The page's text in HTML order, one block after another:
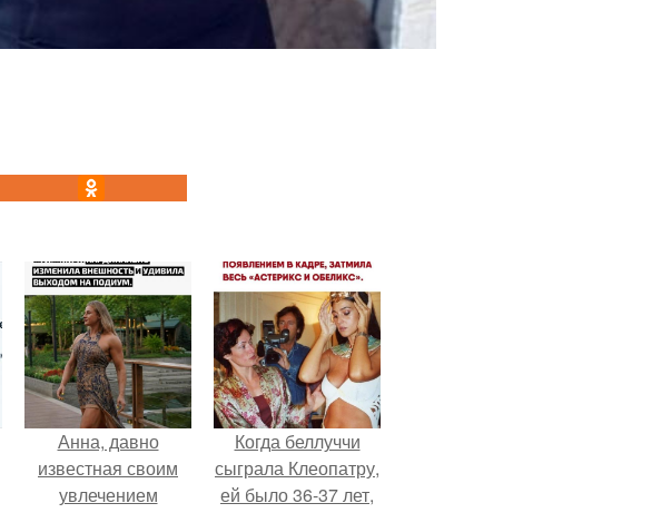
Анна, давно
известная своим
увлечением
Когда беллуччи
сыграла Клеопатру,
ей было 36-37 лет,